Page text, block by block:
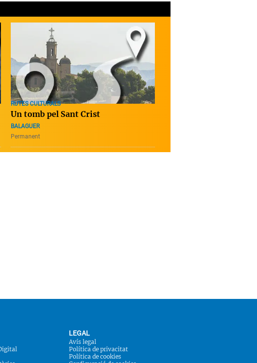
RUTES CULTURALS
Un tomb pel Sant Crist
BALAGUER
Permanent
LEGAL
Avís legal
Política de privacitat
Política de cookies